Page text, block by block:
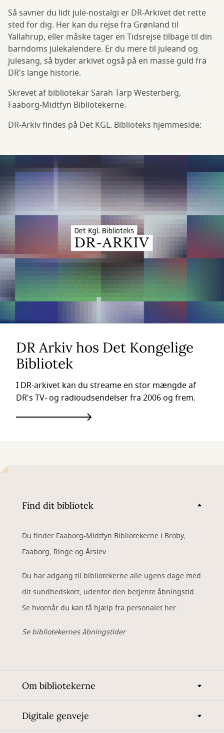
Så savner du lidt jule-nostalgi er DR-Arkivet det rette
sted for dig. Her kan du rejse fra Grønland til
Yallahrup, eller måske tager en Tidsrejse tilbage til din
barndoms julekalendere. Er du mere til juleand og
julesang, så byder arkivet også på en masse guld fra
DR's lange historie.
Skrevet af bibliotekar Sarah Tarp Westerberg,
Faaborg-Midtfyn Bibliotekerne.
DR-Arkiv findes på Det KGL. Biblioteks hjemmeside:
DR Arkiv hos Det Kongelige
Bibliotek
I DR-arkivet kan du streame en stor mængde af
DR's TV- og radioudsendelser fra 2006 og frem.
Find dit bibliotek
Du finder Faaborg-Midtfyn Bibliotekerne i Broby,
Faaborg, Ringe og Årslev.
Du har adgang til bibliotekerne alle ugens dage med
dit sundhedskort, udenfor den betjente åbningstid.
Se hvornår du kan få hjælp fra personalet her:
Se bibliotekernes åbningstider
Om bibliotekerne
Digitale genveje